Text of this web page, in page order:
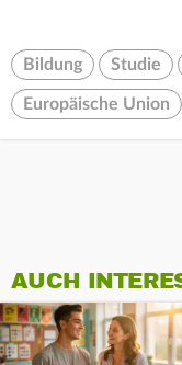
Bildung Studie
Europäische Union
AUCH